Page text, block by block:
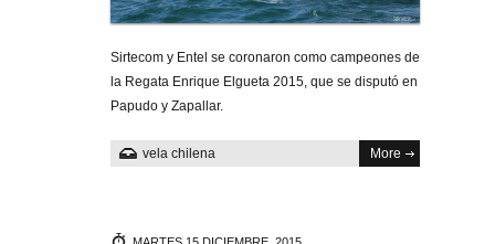
Sirtecom y Entel se coronaron como campeones de
la Regata Enrique Elgueta 2015, que se disputó en
Papudo y Zapallar.
vela chilena More